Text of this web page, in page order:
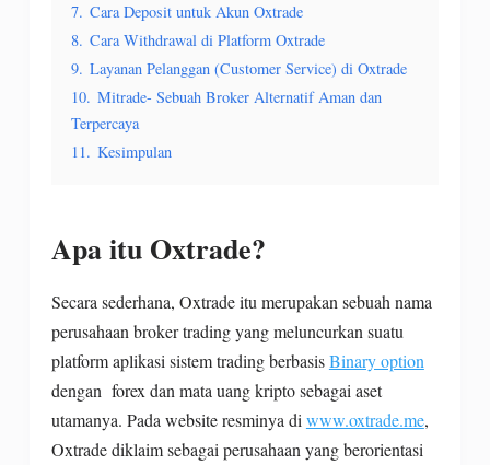
7. Cara Deposit untuk Akun Oxtrade
8. Cara Withdrawal di Platform Oxtrade
9. Layanan Pelanggan (Customer Service) di Oxtrade
10. Mitrade- Sebuah Broker Alternatif Aman dan
Terpercaya
11. Kesimpulan
Apa itu Oxtrade?
Secara sederhana, Oxtrade itu merupakan sebuah nama
perusahaan broker trading yang meluncurkan suatu
platform aplikasi sistem trading berbasisBinary option
dengan forex dan mata uang kripto sebagai aset
utamanya. Pada website resminya diwww.oxtrade.me,
Oxtrade diklaim sebagai perusahaan yang berorientasi